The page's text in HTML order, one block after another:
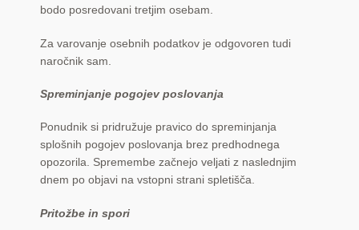
bodo posredovani tretjim osebam.
Za varovanje osebnih podatkov je odgovoren tudi
naročnik sam.
Spreminjanje pogojev poslovanja
Ponudnik si pridružuje pravico do spreminjanja
splošnih pogojev poslovanja brez predhodnega
opozorila. Spremembe začnejo veljati z naslednjim
dnem po objavi na vstopni strani spletišča.
Pritožbe in spori